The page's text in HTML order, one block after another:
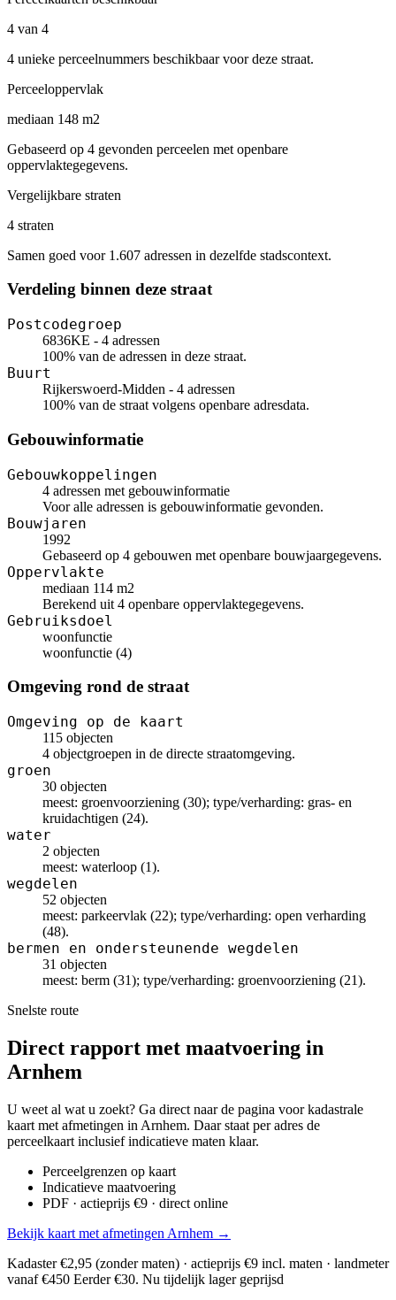
4 van 4
4 unieke perceelnummers beschikbaar voor deze straat.
Perceeloppervlak
mediaan 148 m2
Gebaseerd op 4 gevonden perceelen met openbare
oppervlaktegegevens.
Vergelijkbare straten
4 straten
Samen goed voor 1.607 adressen in dezelfde stadscontext.
Verdeling binnen deze straat
Postcodegroep
6836KE - 4 adressen
100% van de adressen in deze straat.
Buurt
Rijkerswoerd-Midden - 4 adressen
100% van de straat volgens openbare adresdata.
Gebouwinformatie
Gebouwkoppelingen
4 adressen met gebouwinformatie
Voor alle adressen is gebouwinformatie gevonden.
Bouwjaren
1992
Gebaseerd op 4 gebouwen met openbare bouwjaargegevens.
Oppervlakte
mediaan 114 m2
Berekend uit 4 openbare oppervlaktegegevens.
Gebruiksdoel
woonfunctie
woonfunctie (4)
Omgeving rond de straat
Omgeving op de kaart
115 objecten
4 objectgroepen in de directe straatomgeving.
groen
30 objecten
meest: groenvoorziening (30); type/verharding: gras- en
kruidachtigen (24).
water
2 objecten
meest: waterloop (1).
wegdelen
52 objecten
meest: parkeervlak (22); type/verharding: open verharding
(48).
bermen en ondersteunende wegdelen
31 objecten
meest: berm (31); type/verharding: groenvoorziening (21).
Snelste route
Direct rapport met maatvoering in
Arnhem
U weet al wat u zoekt? Ga direct naar de pagina voor kadastrale
kaart met afmetingen in Arnhem. Daar staat per adres de
perceelkaart inclusief indicatieve maten klaar.
Perceelgrenzen op kaart
Indicatieve maatvoering
PDF · actieprijs €9 · direct online
Bekijk kaart met afmetingen Arnhem →
Kadaster €2,95 (zonder maten) · actieprijs €9 incl. maten · landmeter
vanaf €450 Eerder €30. Nu tijdelijk lager geprijsd